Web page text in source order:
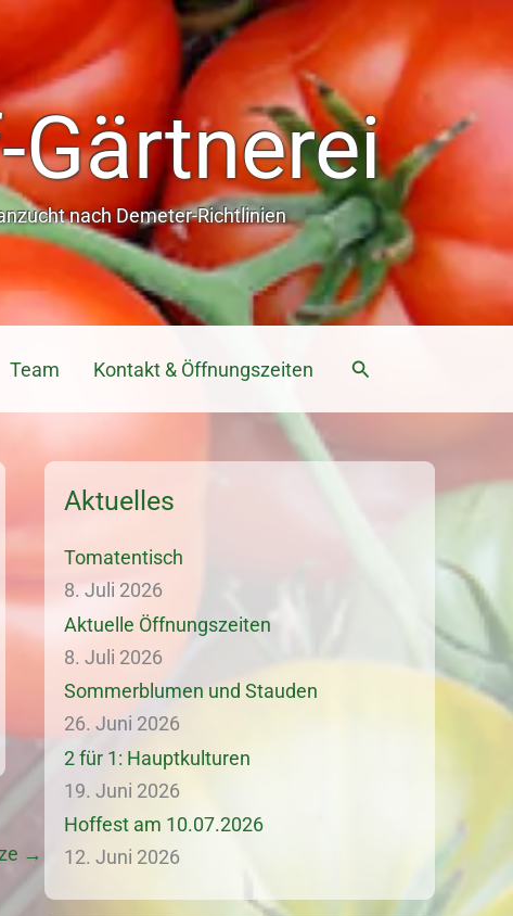
nach Demeter-Richtlinien
Team Kontakt & Öffnungszeiten Suchen
→
Aktuelles
Tomatentisch
8. Juli 2026
Aktuelle Öffnungszeiten
8. Juli 2026
Sommerblumen und Stauden
26. Juni 2026
2 für 1: Hauptkulturen
19. Juni 2026
Hoffest am 10.07.2026
12. Juni 2026